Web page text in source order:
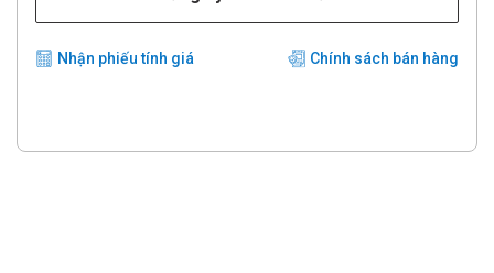
Nhận phiếu tính giá Chính sách bán hàng